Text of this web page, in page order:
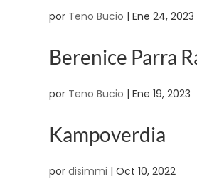
por Teno Bucio | Ene 24, 2023
Berenice Parra
por Teno Bucio | Ene 19, 2023
Kampoverdia
por disimmi | Oct 10, 2022